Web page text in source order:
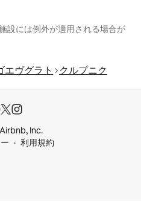
設には例外が適用される場合が
エヴグラト
クルプニク
Inc.
利用規約